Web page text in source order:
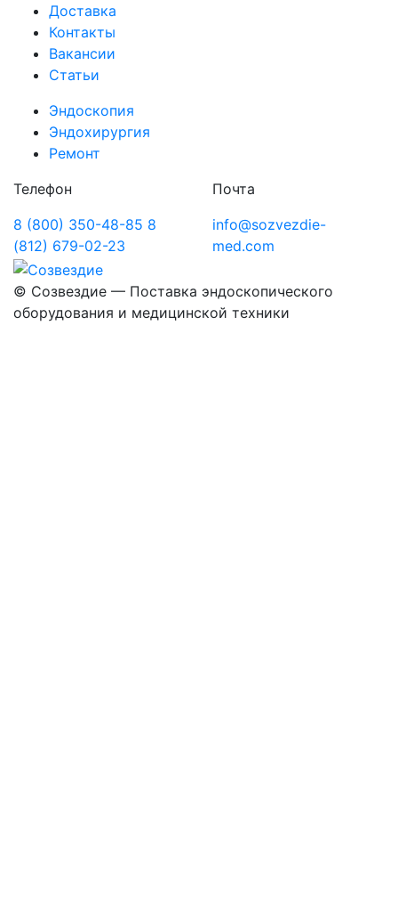
Доставка
Контакты
Вакансии
Статьи
Эндоскопия
Эндохирургия
Ремонт
Телефон
8 (800) 350-48-85 8
(812) 679-02-23
Почта
info@sozvezdie-
med.com
© Созвездие — Поставка эндоскопического
оборудования и медицинской техники